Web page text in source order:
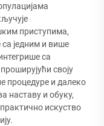
приступима,
једним и више
са
своју
процедуре и далеко
наставу и обуку,
искуство